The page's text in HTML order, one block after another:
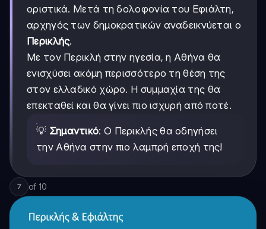
οριστικά. Μετά τη δολοφονία του Εφιάλτη,
αρχηγός των δημοκρατικών αναδεικνύεται ο
Περικλής.
Με τον Περικλή στην ηγεσία, η Αθήνα θα
ενισχύσει ακόμη περισσότερο τη θέση της
στον ελλαδικό χώρο. Η συμμαχία της θα
επεκταθεί και θα γίνει πιο ισχυρή από ποτέ.
💡 Σημαντικό: Ο Περικλής θα οδηγήσει
την Αθήνα στην πιο λαμπρή εποχή της!
7 of 10